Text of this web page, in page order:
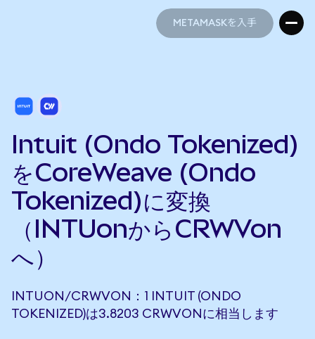
METAMASKを入手
Intuit (Ondo Tokenized)
をCoreWeave (Ondo
Tokenized)に変換
（INTUonからCRWVon
へ）
INTUON/CRWVON：1 INTUIT (ONDO
TOKENIZED)は3.8203 CRWVONに相当します